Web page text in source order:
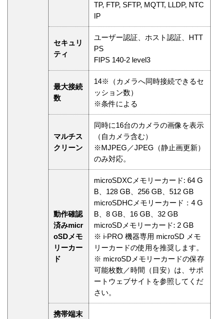
TP, FTP, SFTP, MQTT, LLDP, NTC
IP
セキュリ
ティ
ユーザー認証、ホスト認証、HTT
PS
FIPS 140-2 level3
最大接続
数
14※（カメラへ同時接続できるセ
ッション数）
※条件による
マルチス
クリーン
同時に16台のカメラの画像を表示
（自カメラ含む）
※MJPEG／JPEG（静止画更新）
のみ対応。
動作確認
済みmicr
oSDメモ
リーカー
ド
microSDXCメモリーカード: 64 G
B、128 GB、256 GB、512 GB
microSDHCメモリーカード：4 G
B、8 GB、16 GB、32 GB
microSDメモリーカード: 2 GB
※ i-PRO 機器専用 microSD メモ
リーカードの使用を推奨します。
※ microSDメモリーカードの保存
可能枚数／時間（目安）は、サポ
ートウェブサイトを参照してくだ
さい。
携帯端末